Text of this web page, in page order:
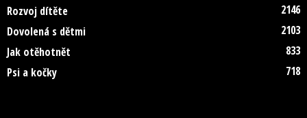
Rozvoj dítěte
2146
Dovolená s dětmi
2103
Jak otěhotnět
833
Psi a kočky
718